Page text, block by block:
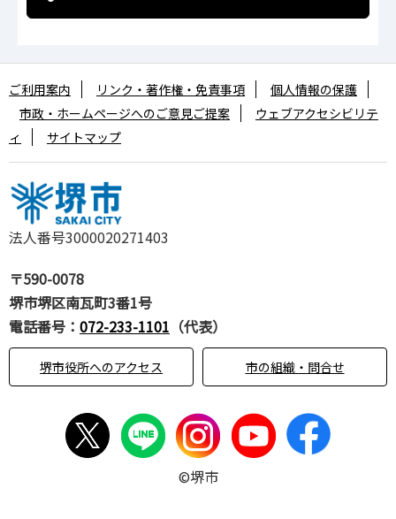
法人番号3000020271403
〒590-0078
堺市堺区南瓦町3番1号
電話番号： 072-233-1101 （代表）
堺市役所へのアクセス 市の組織・問合せ
ご利用案内 リンク・著作権・免責事項
個人情報の保護
市政・ホームページへのご意見ご提案
ウェブアクセシビリテ
ィ
サイトマップ
©堺市